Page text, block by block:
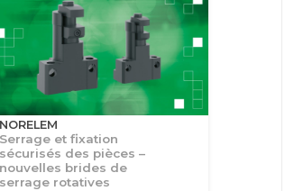
NORELEM
Serrage et fixation
sécurisés des pièces –
nouvelles brides de
serrage rotatives